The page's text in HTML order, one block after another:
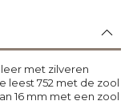
met zilveren
leest 752 met de zool
16 mm met een zool